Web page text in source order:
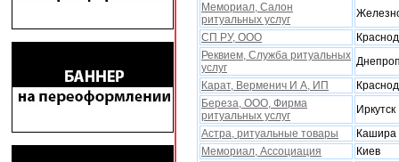
Мемориал, Салон
ритуальныx услуг
СП РУ, ООО
Реквием, Служба ритуальныx
услуг
Карат, Верменич И А, ИП
Береза, ООО, Фирма
ритуальныx услуг
Иркутск
Астра, ритуальные товары
Кашира
Мемориал, Ассоциация
Киев